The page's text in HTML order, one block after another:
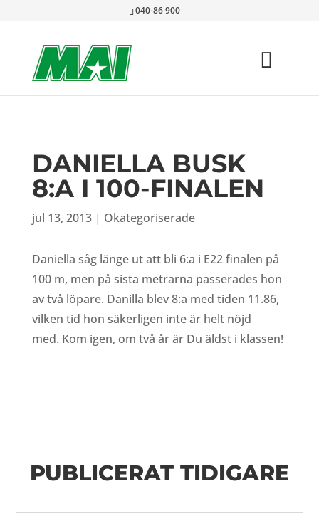
040-86 900
DANIELLA BUSK
8:A I 100-FINALEN
jul 13, 2013| Okategoriserade
Daniella såg länge ut att bli 6:a i E22 finalen på
100 m, men på sista metrarna passerades hon
av två löpare. Danilla blev 8:a med tiden 11.86,
vilken tid hon säkerligen inte är helt nöjd
med. Kom igen, om två år är Du äldst i klassen!
PUBLICERAT TIDIGARE